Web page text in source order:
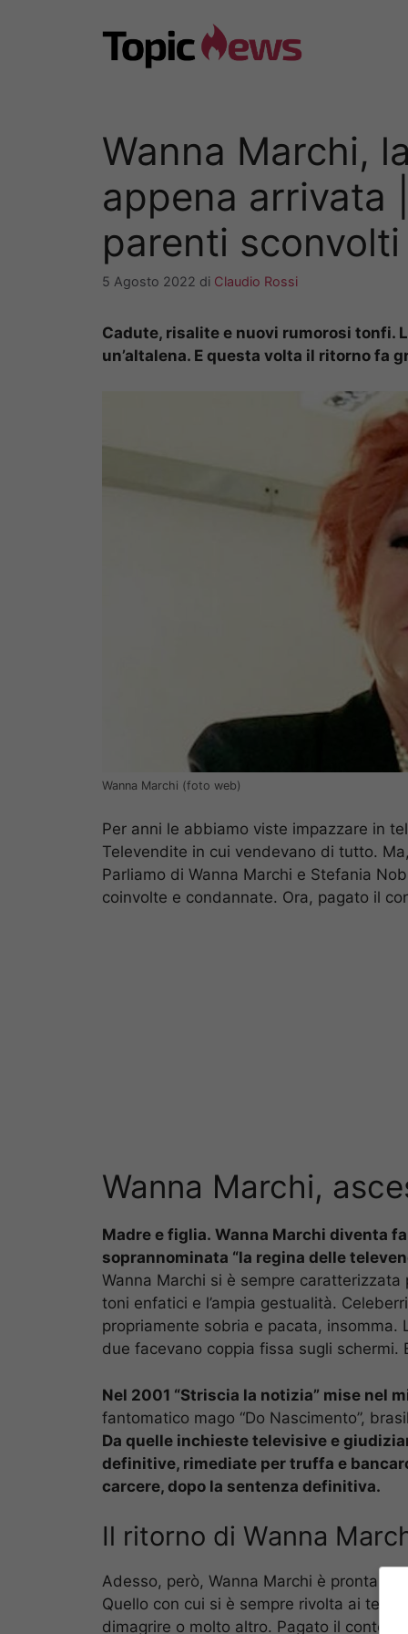
Wanna Marchi,
appena arrivata
parenti sconvolti
5 Agosto 2022 di Claudio Rossi
Cadute, risalite e nuovi rumorosi tonfi.
un’altalena. E questa volta il ritorno fa
Wanna Marchi (foto web)
Per anni le abbiamo viste impazzare in
Televendite in cui vendevano di tutto.
Parliamo di Wanna Marchi e Stefania
coinvolte e condannate. Ora, pagato il
Wanna Marchi,
Madre e figlia. Wanna Marchi diventa
soprannominata “la regina delle
Wanna Marchi si è sempre
toni enfatici e l’ampia gestualità.
propriamente sobria e pacata,
due facevano coppia fissa sugli schermi.
Nel 2001 “Striscia la notizia” mise nel
fantomatico mago “Do Nascimento”,
Da quelle inchieste televisive e
definitive, rimediate per truffa e
carcere, dopo la sentenza definitiva.
Il ritorno di Wanna
Adesso, però, Wanna Marchi è pronta a
Quello con cui si è sempre rivolta ai
dimagrire o molto altro. Pagato il conto